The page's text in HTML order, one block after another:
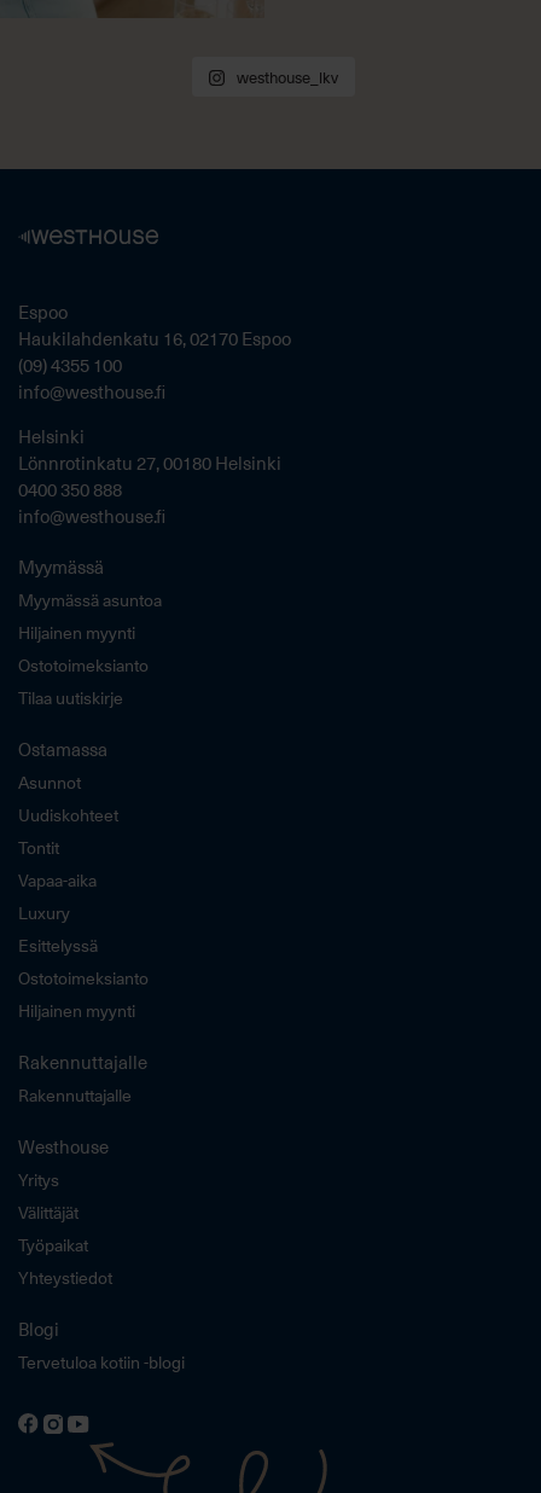
westhouse_lkv
Espoo
Haukilahdenkatu 16, 02170 Espoo
(09) 4355 100
info@westhouse.fi
Helsinki
Lönnrotinkatu 27, 00180 Helsinki
0400 350 888
info@westhouse.fi
Myymässä
Myymässä asuntoa
Hiljainen myynti
Ostotoimeksianto
Tilaa uutiskirje
Ostamassa
Asunnot
Uudiskohteet
Tontit
Vapaa-aika
Luxury
Esittelyssä
Ostotoimeksianto
Hiljainen myynti
Rakennuttajalle
Rakennuttajalle
Westhouse
Yritys
Välittäjät
Työpaikat
Yhteystiedot
Blogi
Tervetuloa kotiin -blogi